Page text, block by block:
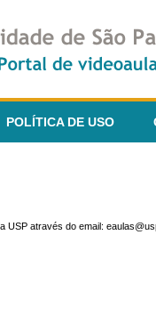
POLÍTICA DE USO
USP através do email: